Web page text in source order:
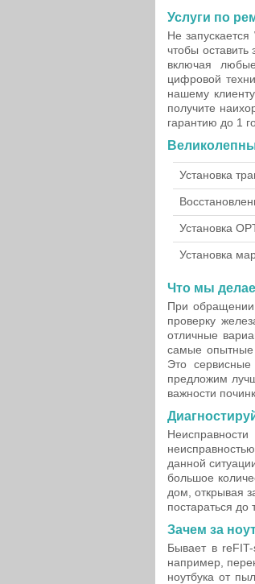
Услуги по
Не
чтобы
включая
цифровой
нашему
получите
гарантию до 1
Установка
Установка
Установка
Что мы
При
проверку
отличные
самые опытные
Это
предложим
важности
данной
большое
дом, открывая
постараться до
Зачем за
Бывает в
например,
ноутбука от